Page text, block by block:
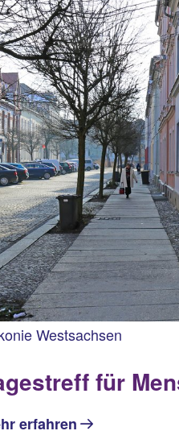
Westsachsen
für
erfahren